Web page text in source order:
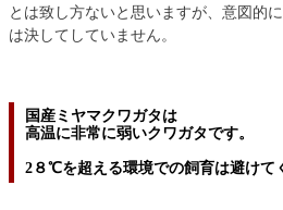
とは致し方ないと思いますが、意図的
は決してしていません。
国産ミヤマクワガタは
高温に非常に弱いクワガタです。
2８℃を超える環境での飼育は避けて